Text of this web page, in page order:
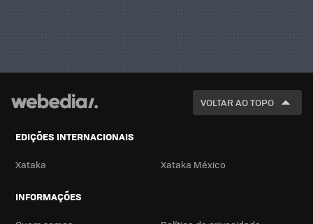
VOLTAR AO TOPO
EDIÇÕES INTERNACIONAIS
Xataka Xataka México
INFORMAÇÕES